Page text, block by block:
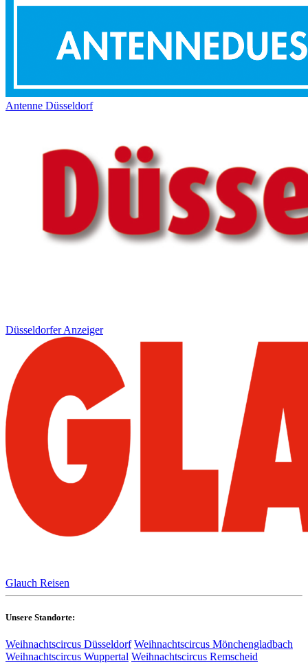
Antenne Düsseldorf
Düsseldorfer Anzeiger
Glauch Reisen
Unsere Standorte:
Weihnachtscircus Düsseldorf Weihnachtscircus Mönchengladbach
Weihnachtscircus Wuppertal Weihnachtscircus Remscheid